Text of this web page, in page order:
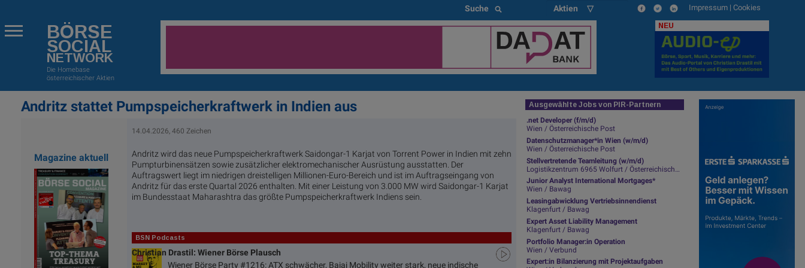
Suche Aktien ▽ Impressum | Cookies
BÖRSE
SOCIAL
NETWORK
Die Homebase
österreichischer Aktien
NEU
Andritz stattet Pumpspeicherkraftwerk in Indien aus
Magazine aktuell
14.04.2026, 460 Zeichen
Andritz wird das neue Pumpspeicherkraftwerk Saidongar-1 Karjat von Torrent Power in Indien mit zehn
Pumpturbinensätzen sowie zusätzlicher elektromechanischer Ausrüstung ausstatten. Der
Auftragswert liegt im niedrigen dreistelligen Millionen-Euro-Bereich und ist im Auftragseingang von
Andritz für das erste Quartal 2026 enthalten. Mit einer Leistung von 3.000 MW wird Saidongar-1 Karjat
im Bundesstaat Maharashtra das größte Pumpspeicherkraftwerk Indiens sein.
BSN Podcasts
Christian Drastil: Wiener Börse Plausch
Wiener Börse Party #1216: ATX schwächer, Bajaj Mobility weiter stark, neue indische
Ausgewählte Jobs von PIR-Partnern
.net Developer (f/m/d)
Wien / Österreichische Post
Datenschutzmanager*in Wien (w/m/d)
Wien / Österreichische Post
Stellvertretende Teamleitung (w/m/d)
Logistikzentrum 6965 Wolfurt / Österreichische Post
Junior Analyst International Mortgages*
Wien / Bawag
Leasingabwicklung Vertriebsinnendienst
Klagenfurt / Bawag
Expert Asset Liability Management
Klagenfurt / Bawag
Portfolio Manager:in Operation
Wien / Verbund
Expert:in Bilanzierung mit Projektaufgaben